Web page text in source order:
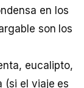
en los
son los
eucalipto,
(si el viaje es